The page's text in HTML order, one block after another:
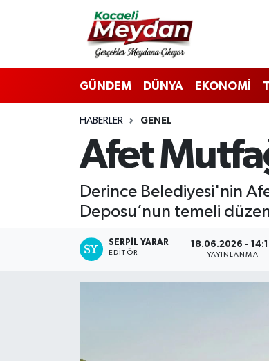
GÜNDEM DÜNYA EKONOMİ
HABERLER GENEL
Afet
Derince Belediyesi'nin
Deposu’nun temeli
SERPİL YARAR
EDITÖR
18.06.2026 -
YAYINLANMA
Nöbetçi Eczaneler
Hava Durumu
Trafik Durumu
Süper Lig Puan Durumu ve Fikstür
Tüm Manşetler
Haber Arşivi